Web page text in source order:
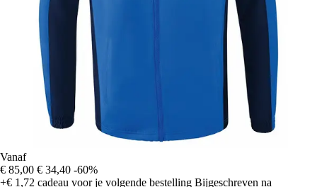
Vanaf
€ 85,00 € 34,40 -60%
+€ 1,72 cadeau voor je volgende bestelling Bijgeschreven na